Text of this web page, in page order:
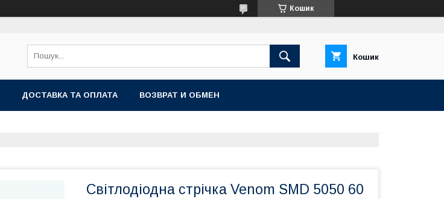
Кошик
Кошик
ДОСТАВКА ТА ОПЛАТА ВОЗВРАТ И ОБМЕН
Світлодіодна стрічка Venom SMD 5050 60